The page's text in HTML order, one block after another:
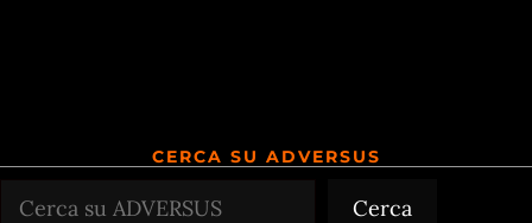
CERCA SU ADVERSUS
Cerca